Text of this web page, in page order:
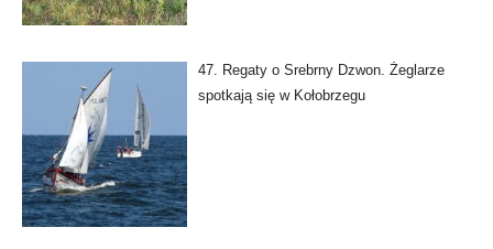
47. Regaty o Srebrny Dzwon. Żeglarze
spotkają się w Kołobrzegu